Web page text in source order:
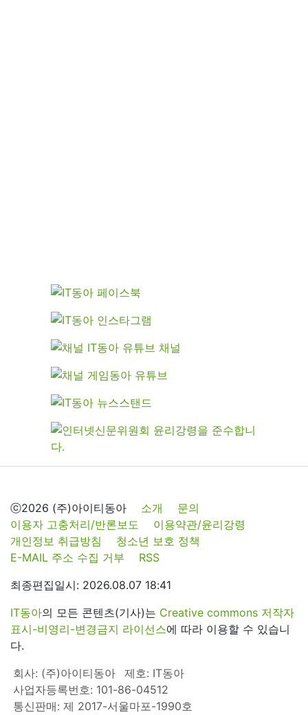
ⓒ2026 (주)아이티동아 소개
문의
이용자 고충처리/반론보도
이용약관/윤리강령
개인정보 취급방침
청소년 보호 정책
E-MAIL 주소 수집 거부
RSS
최종편집일시: 2026.08.07 18:41
IT동아의 모든 콘텐츠(기사)는 Creative commons 저작자
표시-비영리-변경금지 라이선스에 따라 이용할 수 있습니
다.
회사: (주)아이티동아
제호: IT동아
사업자등록번호: 101-86-04512
통신판매: 제 2017-서울마포-1990호